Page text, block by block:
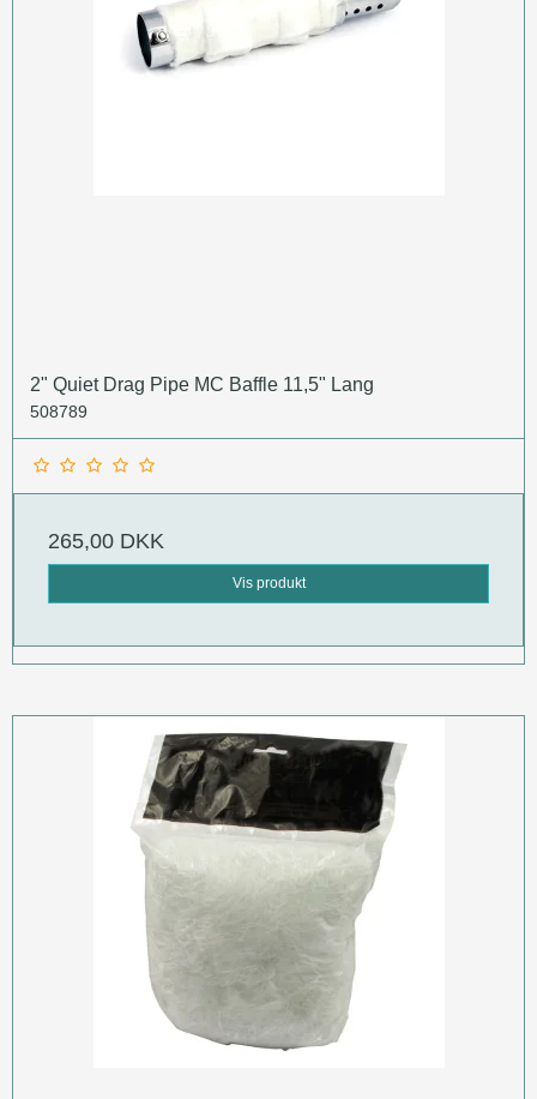
2" Quiet Drag Pipe MC Baffle 11,5" Lang
508789
265,00 DKK
Vis produkt